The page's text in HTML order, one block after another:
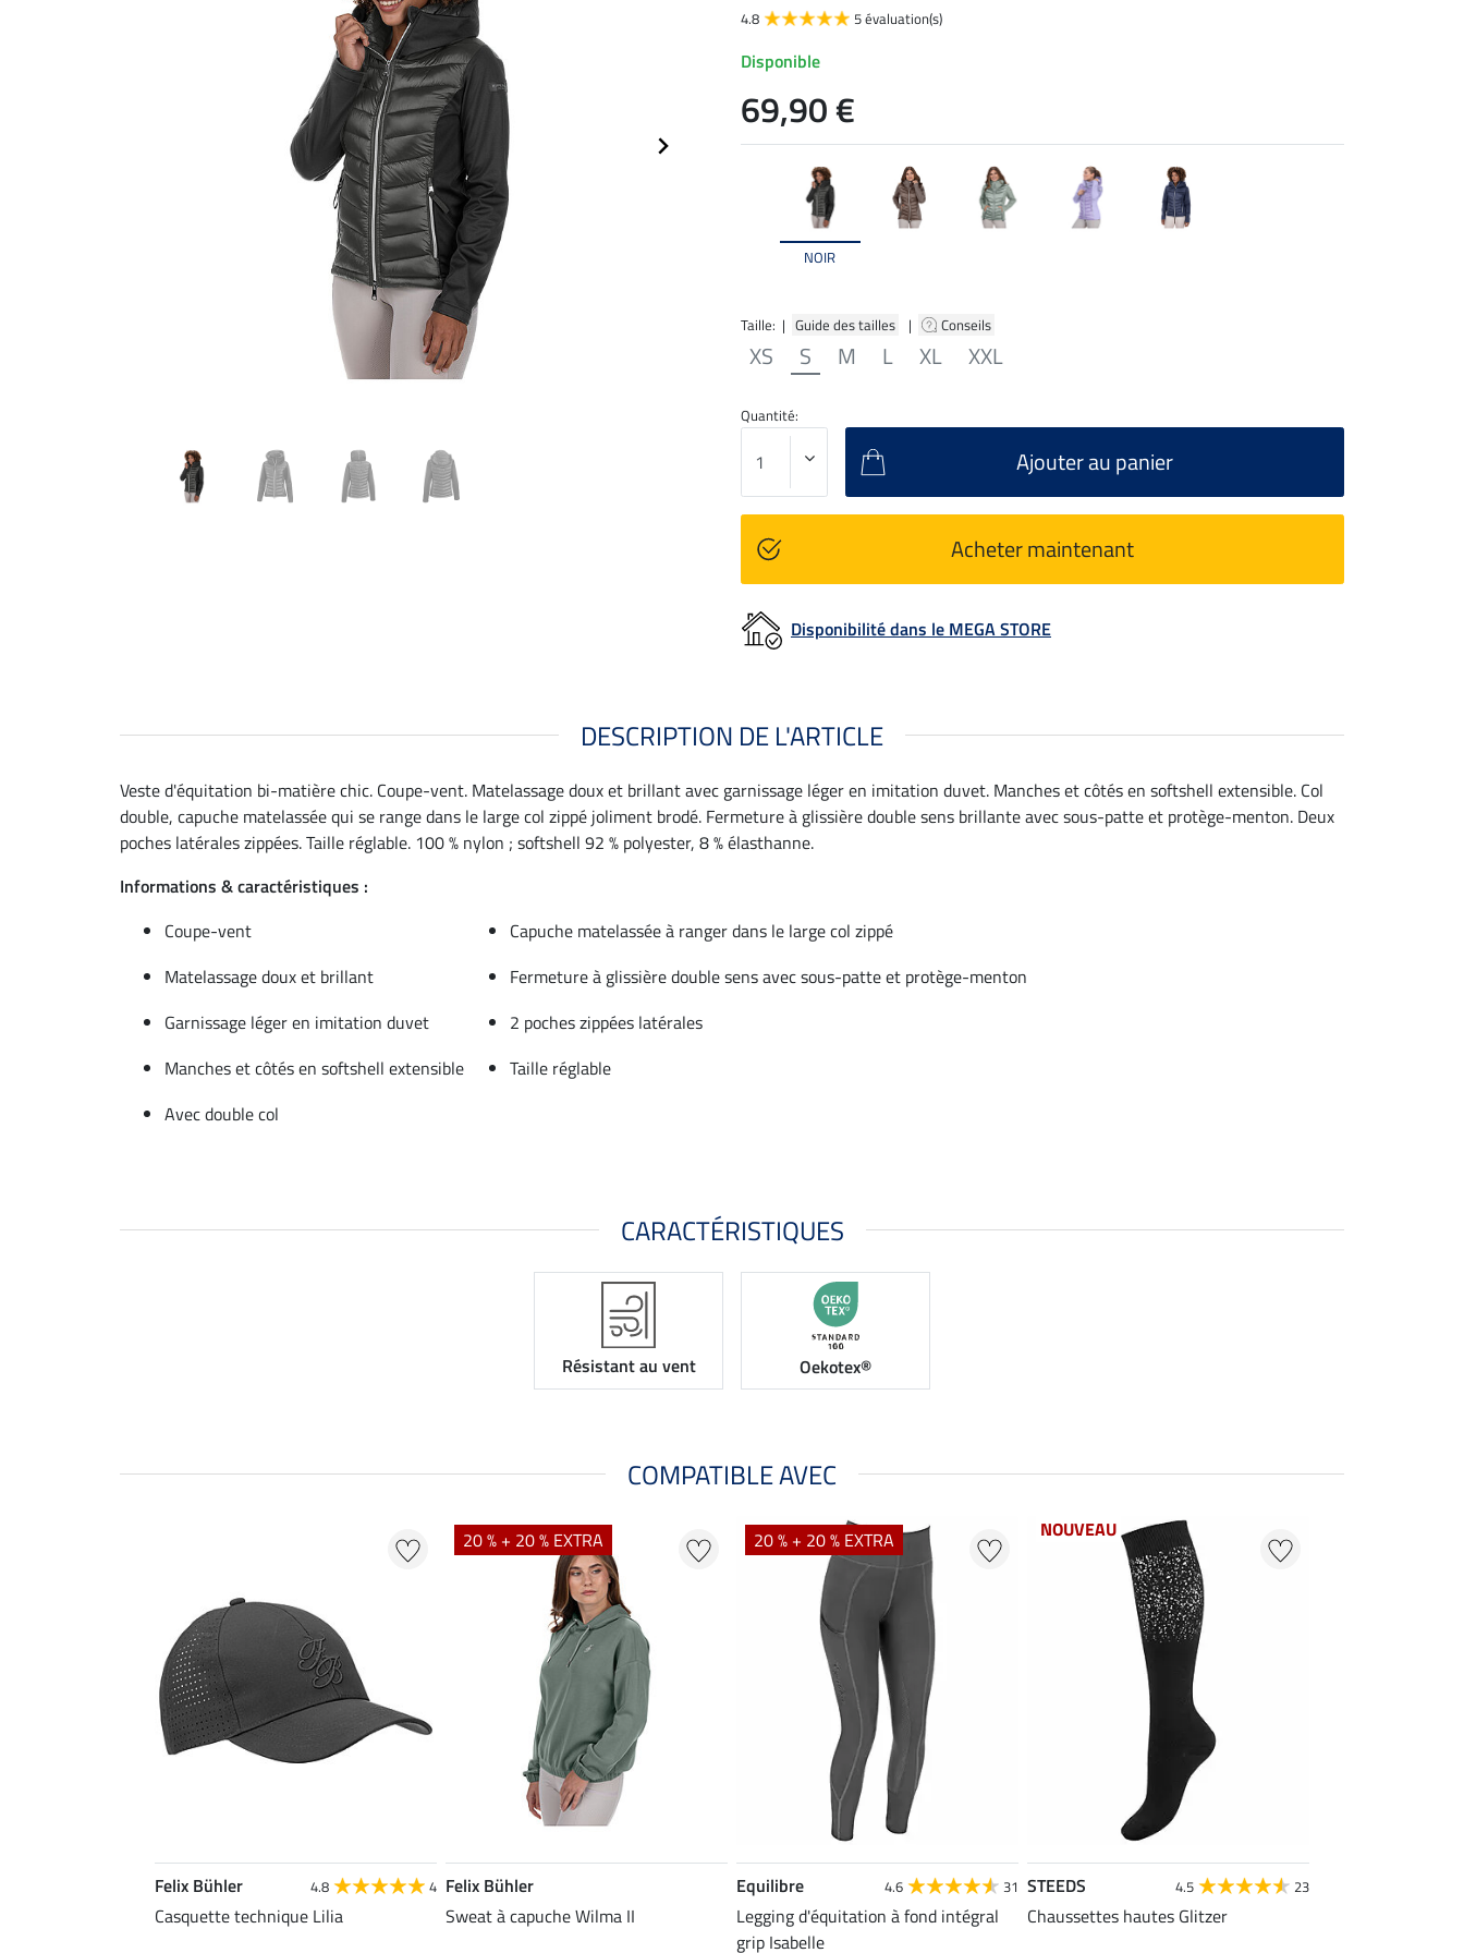
NOIR
Taille: | Guide des tailles | Conseils
XS S M L XL XXL
4.8
5 évaluation(s)
Disponible
69,90 €
Quantité:
Ajouter au panier
Acheter maintenant
Disponibilité dans le MEGA STORE
DESCRIPTION DE L'ARTICLE
Veste d'équitation bi-matière chic. Coupe-vent. Matelassage doux et brillant avec garnissage léger en imitation duvet. Manches et côtés en softshell extensible. Col
double, capuche matelassée qui se range dans le large col zippé joliment brodé. Fermeture à glissière double sens brillante avec sous-patte et protège-menton. Deux
poches latérales zippées. Taille réglable. 100 % nylon ; softshell 92 % polyester, 8 % élasthanne.
Informations & caractéristiques :
Coupe-vent
Capuche matelassée à ranger dans le large col zippé
Matelassage doux et brillant
Fermeture à glissière double sens avec sous-patte et protège-menton
Garnissage léger en imitation duvet
2 poches zippées latérales
Manches et côtés en softshell extensible
Taille réglable
Avec double col
CARACTÉRISTIQUES
Résistant au vent Oekotex®
COMPATIBLE AVEC
Felix Bühler 4.8 4
Casquette technique Lilia
20 % + 20 % EXTRA
Felix Bühler
Sweat à capuche Wilma II
20 % + 20 % EXTRA
Equilibre 4.6 31
Legging d'équitation à fond intégral
grip Isabelle
NOUVEAU
STEEDS 4.5 23
Chaussettes hautes Glitzer